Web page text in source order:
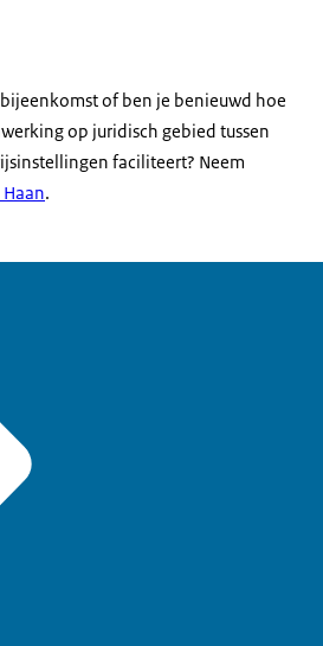
of ben je benieuwd hoe
op juridisch gebied tussen
faciliteert? Neem
.